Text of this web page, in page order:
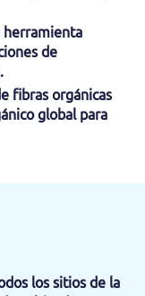
herramienta
de
fibras orgánicas
global para
los sitios de la